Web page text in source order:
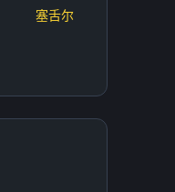
塞舌尔